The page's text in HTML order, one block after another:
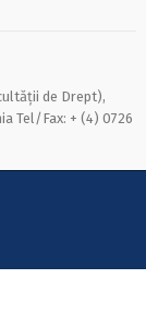
de Drept),
Tel/Fax: + (4) 0726